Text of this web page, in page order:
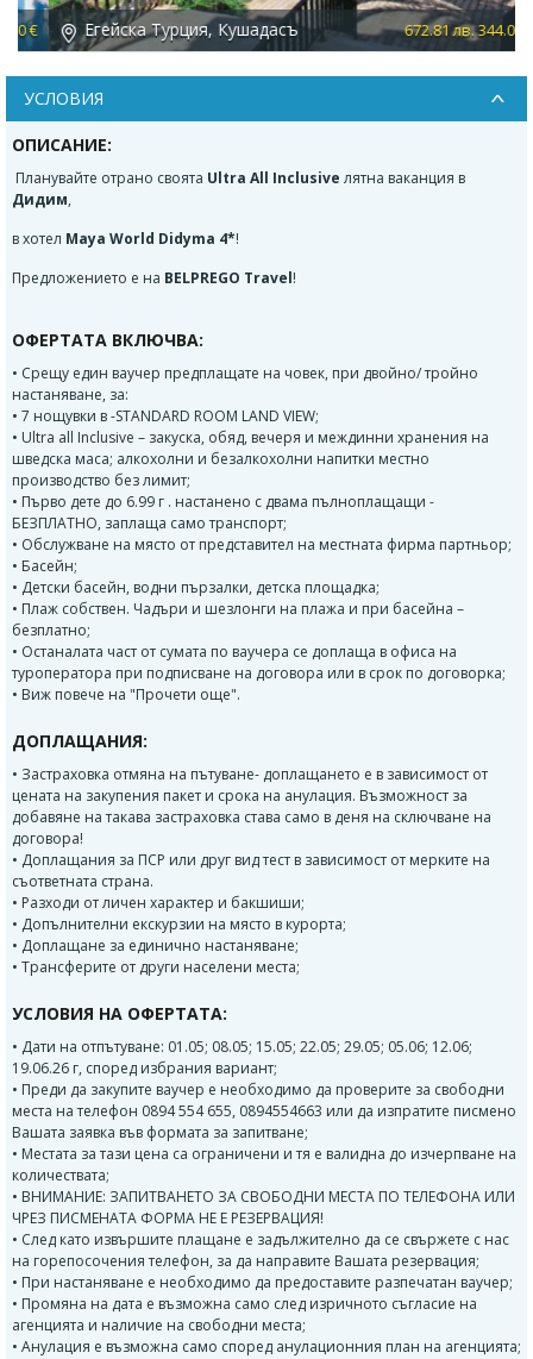
Егейска Турция, Кушадасъ 672.81 лв. 344.00 €
УСЛОВИЯ
ОПИСАНИЕ:
Планувайте отрано своята Ultra All Inclusive лятна ваканция в
Дидим,
в хотел Maya World Didyma 4*!
Предложението е на BELPREGO Travel!
ОФЕРТАТА ВКЛЮЧВА:
• Срещу един ваучер предплащате на човек, при двойно/ тройно
настаняване, за:
• 7 нощувки в -STANDARD ROOM LAND VIEW;
• Ultra all Inclusive – закуска, обяд, вечеря и междинни хранения на
шведска маса; алкохолни и безалкохолни напитки местно
производство без лимит;
• Първо дете до 6.99 г . настанено с двама пълноплащащи -
БЕЗПЛАТНО, заплаща само транспорт;
• Обслужване на място от представител на местната фирма партньор;
• Басейн;
• Детски басейн, водни пързалки, детска площадка;
• Плаж собствен. Чадъри и шезлонги на плажа и при басейна –
безплатно;
• Останалата част от сумата по ваучера се доплаща в офиса на
туроператора при подписване на договора или в срок по договорка;
• Виж повече на "Прочети още".
ДОПЛАЩАНИЯ:
• Застраховка отмяна на пътуване- доплащането е в зависимост от
цената на закупения пакет и срока на анулация. Възможност за
добавяне на такава застраховка става само в деня на сключване на
договора!
• Доплащания за ПСР или друг вид тест в зависимост от мерките на
съответната страна.
• Разходи от личен характер и бакшиши;
• Допълнителни екскурзии на място в курорта;
• Доплащане за единично настаняване;
• Трансферите от други населени места;
УСЛОВИЯ НА ОФЕРТАТА:
• Дати на отпътуване: 01.05; 08.05; 15.05; 22.05; 29.05; 05.06; 12.06;
19.06.26 г, според избрания вариант;
• Преди да закупите ваучер е необходимо да проверите за свободни
места на телефон 0894 554 655, 0894554663 или да изпратите писмено
Вашата заявка във формата за запитване;
• Местата за тази цена са ограничени и тя е валидна до изчерпване на
количествата;
• ВНИМАНИЕ: ЗАПИТВАНЕТО ЗА СВОБОДНИ МЕСТА ПО ТЕЛЕФОНА ИЛИ
ЧРЕЗ ПИСМЕНАТА ФОРМА НЕ Е РЕЗЕРВАЦИЯ!
• След като извършите плащане е задължително да се свържете с нас
на горепосочения телефон, за да направите Вашата резервация;
• При настаняване е необходимо да предоставите разпечатан ваучер;
• Промяна на дата е възможна само след изричното съгласие на
агенцията и наличие на свободни места;
• Анулация е възможна само според анулационния план на агенцията;